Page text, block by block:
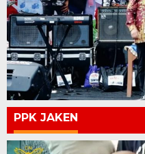
PPK JAKEN